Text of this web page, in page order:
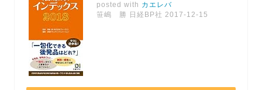
posted with カエレバ
笹嶋 勝 日経BP社 2017-12-15